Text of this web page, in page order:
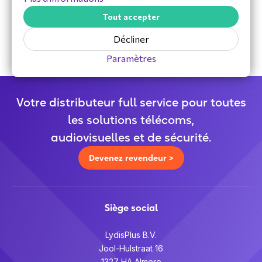
Équipe de service et d’assistance
dédiée
Distributeur spécialisé
Votre distributeur full service pour toutes
les solutions télécoms,
audiovisuelles et de sécurité.
Devenez revendeur >
Siège social
LydisPlus B.V.
Jool-Hulstraat 16
Paramètres
Décliner
Tout accepter